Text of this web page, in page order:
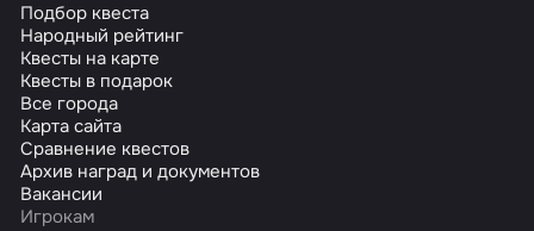
Подбор квеста
Народный рейтинг
Квесты на карте
Квесты в подарок
Все города
Карта сайта
Сравнение квестов
Архив наград и документов
Вакансии
Игрокам